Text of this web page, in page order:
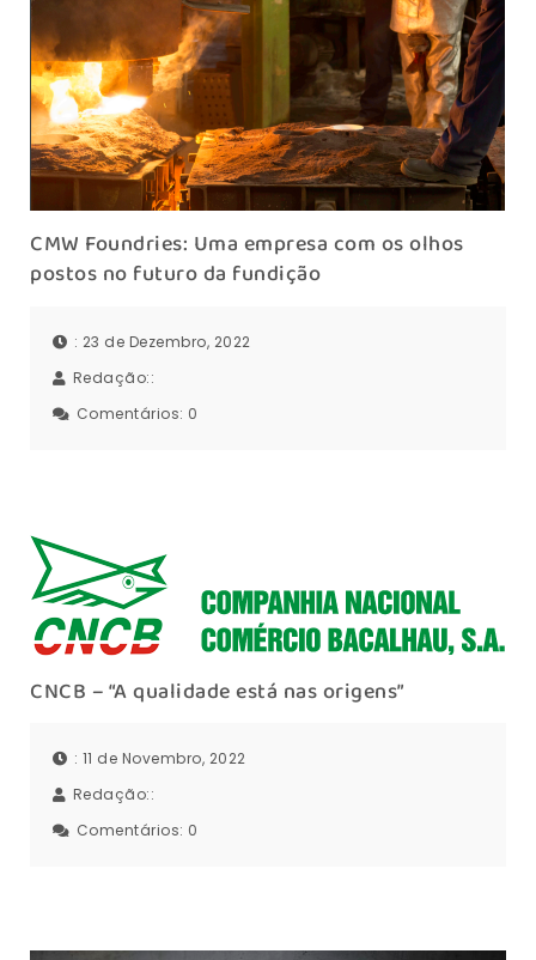
CMW Foundries: Uma empresa com os olhos
postos no futuro da fundição
: 23 de Dezembro, 2022
Redação::
Comentários: 0
CNCB – “A qualidade está nas origens”
: 11 de Novembro, 2022
Redação::
Comentários: 0